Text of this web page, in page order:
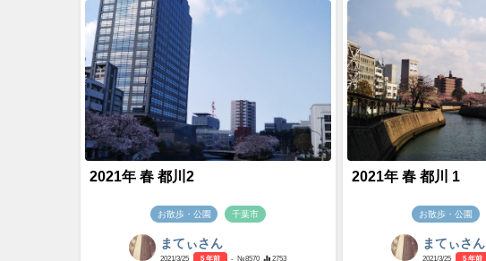
2021年 春 都川2
お散歩・公園 千葉市
まてぃさん
2021/3/25 5 年前 - №8570 2753
2021年 春 都川 1
お散歩・公園
まてぃさん
2021/3/25 5 年前